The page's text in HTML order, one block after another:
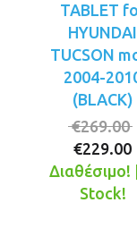
TABLET
HYUNDAI
TUCSON
2004-
(BLACK)
€269.00
€229.00
Διαθέσιμο!
Stock!